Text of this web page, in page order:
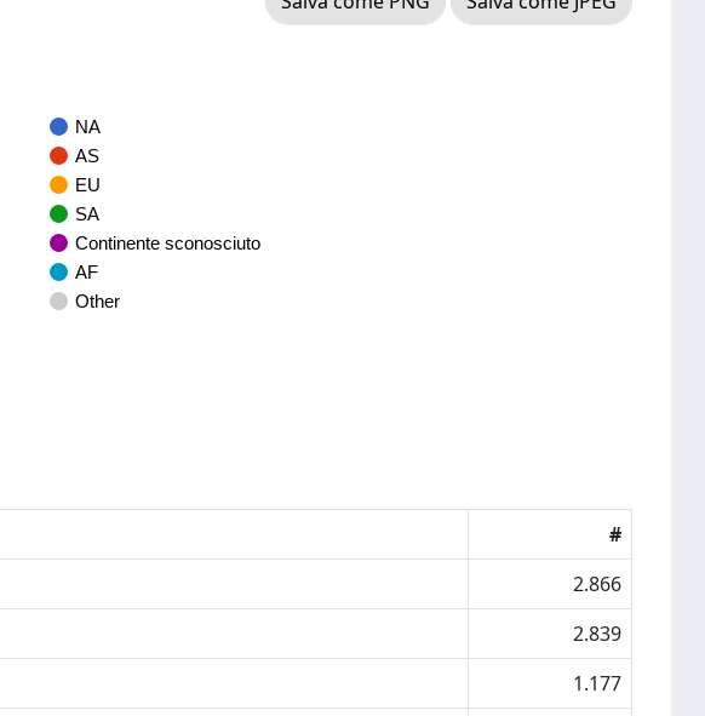
NA
AS
EU
SA
Continente sconosciuto
AF
Other
#
2.866
2.839
1.177